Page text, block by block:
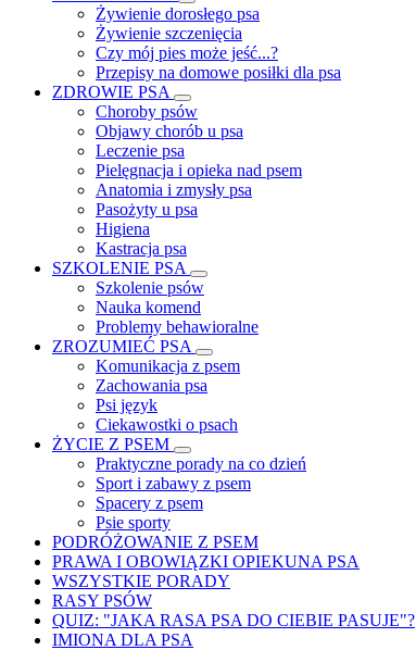
Żywienie dorosłego psa
Żywienie szczenięcia
Czy mój pies może jeść...?
Przepisy na domowe posiłki dla psa
ZDROWIE PSA
Choroby psów
Objawy chorób u psa
Leczenie psa
Pielęgnacja i opieka nad psem
Anatomia i zmysły psa
Pasożyty u psa
Higiena
Kastracja psa
SZKOLENIE PSA
Szkolenie psów
Nauka komend
Problemy behawioralne
ZROZUMIEĆ PSA
Komunikacja z psem
Zachowania psa
Psi język
Ciekawostki o psach
ŻYCIE Z PSEM
Praktyczne porady na co dzień
Sport i zabawy z psem
Spacery z psem
Psie sporty
PODRÓŻOWANIE Z PSEM
PRAWA I OBOWIĄZKI OPIEKUNA PSA
WSZYSTKIE PORADY
RASY PSÓW
QUIZ: "JAKA RASA PSA DO CIEBIE PASUJE"?
IMIONA DLA PSA